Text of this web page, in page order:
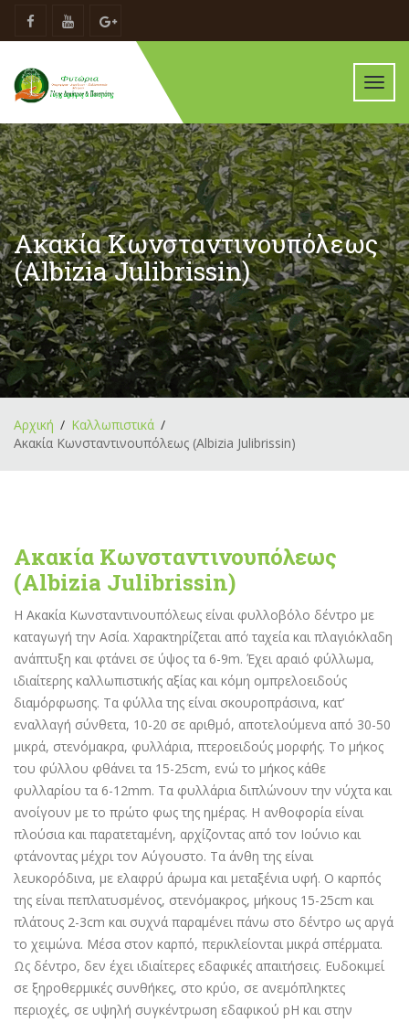
Ακακία Κωνσταντινουπόλεως
(Albizia Julibrissin)
Αρχική
Καλλωπιστικά
Ακακία Κωνσταντινουπόλεως (Albizia Julibrissin)
Ακακία Κωνσταντινουπόλεως
(Albizia Julibrissin)
Η Ακακία Κωνσταντινουπόλεως είναι φυλλοβόλο δέντρο με
καταγωγή την Ασία. Χαρακτηρίζεται από ταχεία και πλαγιόκλαδη
ανάπτυξη και φτάνει σε ύψος τα 6-9m. Έχει αραιό φύλλωμα,
ιδιαίτερης καλλωπιστικής αξίας και κόμη ομπρελοειδούς
διαμόρφωσης. Τα φύλλα της είναι σκουροπράσινα, κατ’
εναλλαγή σύνθετα, 10-20 σε αριθμό, αποτελούμενα από 30-50
μικρά, στενόμακρα, φυλλάρια, πτεροειδούς μορφής. Το μήκος
του φύλλου φθάνει τα 15-25cm, ενώ το μήκος κάθε
φυλλαρίου τα 6-12mm. Τα φυλλάρια διπλώνουν την νύχτα και
ανοίγουν με το πρώτο φως της ημέρας. Η ανθοφορία είναι
πλούσια και παρατεταμένη, αρχίζοντας από τον Ιούνιο και
φτάνοντας μέχρι τον Αύγουστο. Τα άνθη της είναι
λευκορόδινα, με ελαφρύ άρωμα και μεταξένια υφή. Ο καρπός
της είναι πεπλατυσμένος, στενόμακρος, μήκους 15-25cm και
πλάτους 2-3cm και συχνά παραμένει πάνω στο δέντρο ως αργά
το χειμώνα. Μέσα στον καρπό, περικλείονται μικρά σπέρματα.
Ως δέντρο, δεν έχει ιδιαίτερες εδαφικές απαιτήσεις. Ευδοκιμεί
σε ξηροθερμικές συνθήκες, στο κρύο, σε ανεμόπληκτες
περιοχές, σε υψηλή συγκέντρωση εδαφικού pH και στην